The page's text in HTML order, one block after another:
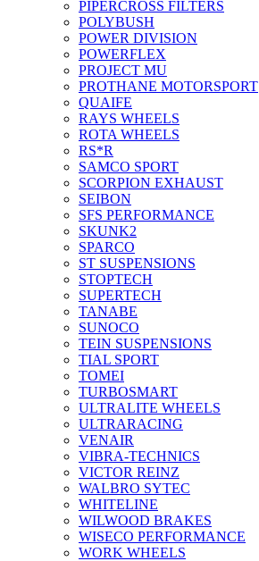
PIPERCROSS FILTERS
POLYBUSH
POWER DIVISION
POWERFLEX
PROJECT MU
PROTHANE MOTORSPORT
QUAIFE
RAYS WHEELS
ROTA WHEELS
RS*R
SAMCO SPORT
SCORPION EXHAUST
SEIBON
SFS PERFORMANCE
SKUNK2
SPARCO
ST SUSPENSIONS
STOPTECH
SUPERTECH
TANABE
SUNOCO
TEIN SUSPENSIONS
TIAL SPORT
TOMEI
TURBOSMART
ULTRALITE WHEELS
ULTRARACING
VENAIR
VIBRA-TECHNICS
VICTOR REINZ
WALBRO SYTEC
WHITELINE
WILWOOD BRAKES
WISECO PERFORMANCE
WORK WHEELS